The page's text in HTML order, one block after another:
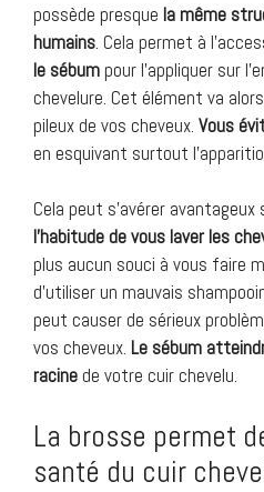
possède presque la même
humains. Cela permet à
le sébum pour l’appliquer sur
chevelure. Cet élément va
pileux de vos cheveux. Vous
en esquivant surtout
Cela peut s’avérer
l’habitude de vous laver les
plus aucun souci à vous faire
d’utiliser un mauvais
peut causer de sérieux
vos cheveux. Le sébum
racine de votre cuir chevelu.
La brosse permet
santé du cuir